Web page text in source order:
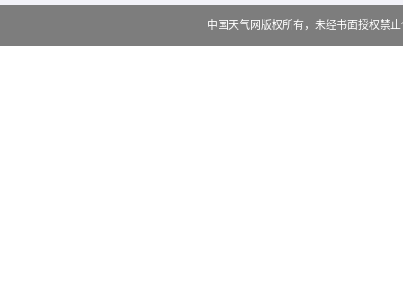
中国天气网版权所有，未经书面授权